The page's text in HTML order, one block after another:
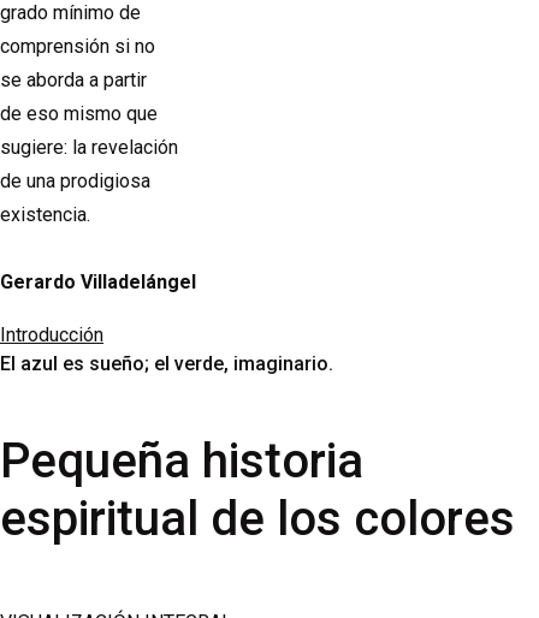
grado mínimo de
comprensión si no
se aborda a partir
de eso mismo que
sugiere: la revelación
de una prodigiosa
existencia.
Gerardo Villadelángel
Introducción
El azul es sueño; el verde, imaginario.
Pequeña historia
espiritual de los colores